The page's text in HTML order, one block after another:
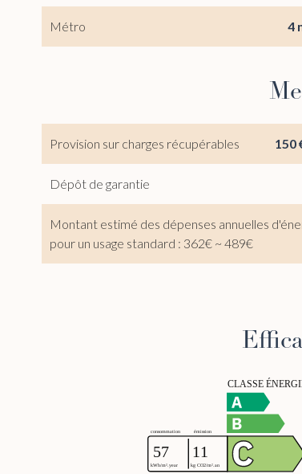
Métro 4
Provision sur charges récupérables 150
Dépôt de garantie
Montant estimé des dépenses annuelles
pour un usage standard : 362€ ~ 489€